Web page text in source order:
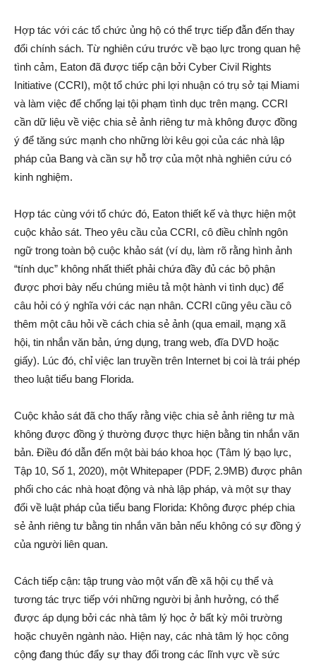
Hợp tác với các tổ chức ủng hộ có thể trực tiếp đẫn đến thay
đổi chính sách. Từ nghiên cứu trước về bạo lực trong quan hệ
tình cảm, Eaton đã được tiếp cận bởi Cyber Civil Rights
Initiative (CCRI), một tổ chức phi lợi nhuận có trụ sở tại Miami
và làm việc để chống lại tội phạm tình dục trên mạng. CCRI
cần dữ liệu về việc chia sẻ ảnh riêng tư mà không được đồng
ý để tăng sức mạnh cho những lời kêu gọi của các nhà lập
pháp của Bang và cần sự hỗ trợ của một nhà nghiên cứu có
kinh nghiệm.
Hợp tác cùng với tổ chức đó, Eaton thiết kế và thực hiện một
cuộc khảo sát. Theo yêu cầu của CCRI, cô điều chỉnh ngôn
ngữ trong toàn bộ cuộc khảo sát (ví dụ, làm rõ rằng hình ảnh
“tính dục” không nhất thiết phải chứa đầy đủ các bộ phận
được phơi bày nếu chúng miêu tả một hành vi tình dục) để
câu hỏi có ý nghĩa với các nạn nhân. CCRI cũng yêu cầu cô
thêm một câu hỏi về cách chia sẻ ảnh (qua email, mạng xã
hội, tin nhắn văn bản, ứng dụng, trang web, đĩa DVD hoặc
giấy). Lúc đó, chỉ việc lan truyền trên Internet bị coi là trái phép
theo luật tiểu bang Florida.
Cuộc khảo sát đã cho thấy rằng việc chia sẻ ảnh riêng tư mà
không được đồng ý thường được thực hiện bằng tin nhắn văn
bản. Điều đó dẫn đến một bài báo khoa học (Tâm lý bạo lực,
Tập 10, Số 1, 2020), một Whitepaper (PDF, 2.9MB) được phân
phối cho các nhà hoạt động và nhà lập pháp, và một sự thay
đổi về luật pháp của tiểu bang Florida: Không được phép chia
sẻ ảnh riêng tư bằng tin nhắn văn bản nếu không có sự đồng ý
của người liên quan.
Cách tiếp cận: tập trung vào một vấn đề xã hội cụ thể và
tương tác trực tiếp với những người bị ảnh hưởng, có thể
được áp dụng bởi các nhà tâm lý học ở bất kỳ môi trường
hoặc chuyên ngành nào. Hiện nay, các nhà tâm lý học công
cộng đang thúc đẩy sự thay đổi trong các lĩnh vực về sức